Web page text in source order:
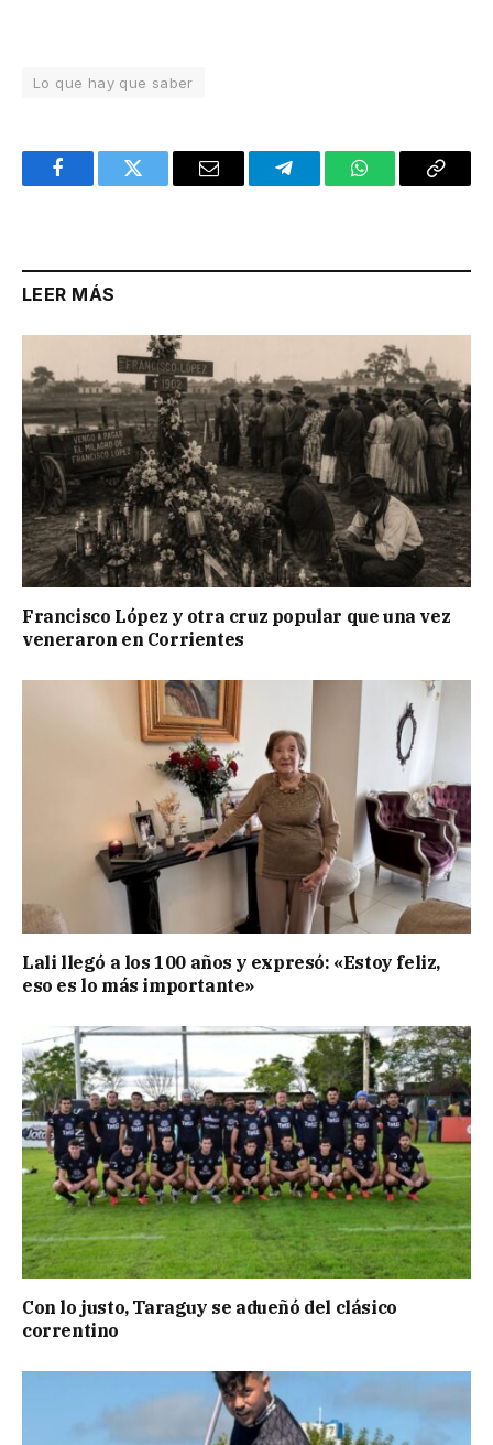
Lo que hay que saber
FacebookTwitter Email TelegramWhatsAppCopy
LEER MÁS
Francisco López y otra cruz popular que una vez
veneraron en Corrientes
Lali llegó a los 100 años y expresó: «Estoy feliz,
eso es lo más importante»
Con lo justo, Taraguy se adueñó del clásico
correntino